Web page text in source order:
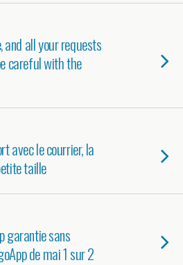
all your requests
careful with the
avec le courrier, la
taille
garantie sans
de mai 1 sur 2